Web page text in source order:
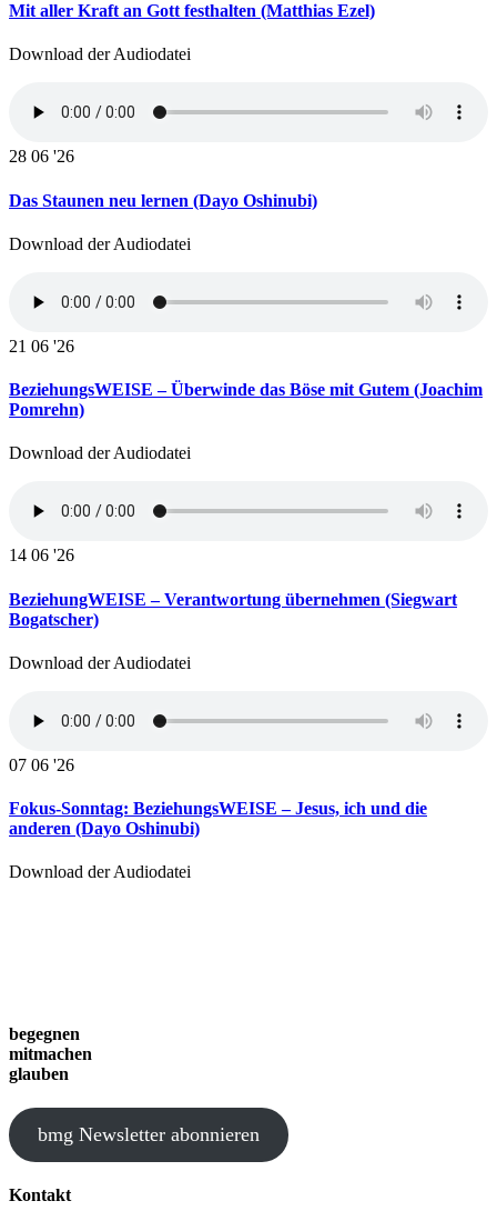
Mit aller Kraft an Gott festhalten (Matthias Ezel)
Download der Audiodatei
28 06 '26
Das Staunen neu lernen (Dayo Oshinubi)
Download der Audiodatei
21 06 '26
BeziehungsWEISE – Überwinde das Böse mit Gutem (Joachim
Pomrehn)
Download der Audiodatei
14 06 '26
BeziehungWEISE – Verantwortung übernehmen (Siegwart
Bogatscher)
Download der Audiodatei
07 06 '26
Fokus-Sonntag: BeziehungsWEISE – Jesus, ich und die
anderen (Dayo Oshinubi)
Download der Audiodatei
begegnen
mitmachen
glauben
bmg Newsletter abonnieren
Kontakt